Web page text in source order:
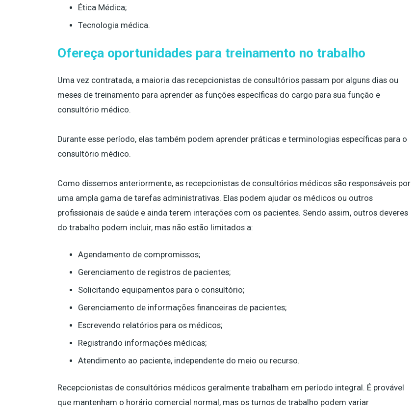
Ética Médica;
Tecnologia médica.
Ofereça oportunidades para treinamento no trabalho
Uma vez contratada, a maioria das recepcionistas de consultórios passam por alguns dias ou
meses de treinamento para aprender as funções específicas do cargo para sua função e
consultório médico.
Durante esse período, elas também podem aprender práticas e terminologias específicas para o
consultório médico.
Como dissemos anteriormente, as recepcionistas de consultórios médicos são responsáveis ​​por
uma ampla gama de tarefas administrativas. Elas podem ajudar os médicos ou outros
profissionais de saúde e ainda terem interações com os pacientes. Sendo assim, outros deveres
do trabalho podem incluir, mas não estão limitados a:
Agendamento de compromissos;
Gerenciamento de registros de pacientes;
Solicitando equipamentos para o consultório;
Gerenciamento de informações financeiras de pacientes;
Escrevendo relatórios para os médicos;
Registrando informações médicas;
Atendimento ao paciente, independente do meio ou recurso.
Recepcionistas de consultórios médicos geralmente trabalham em período integral. É provável
que mantenham o horário comercial normal, mas os turnos de trabalho podem variar